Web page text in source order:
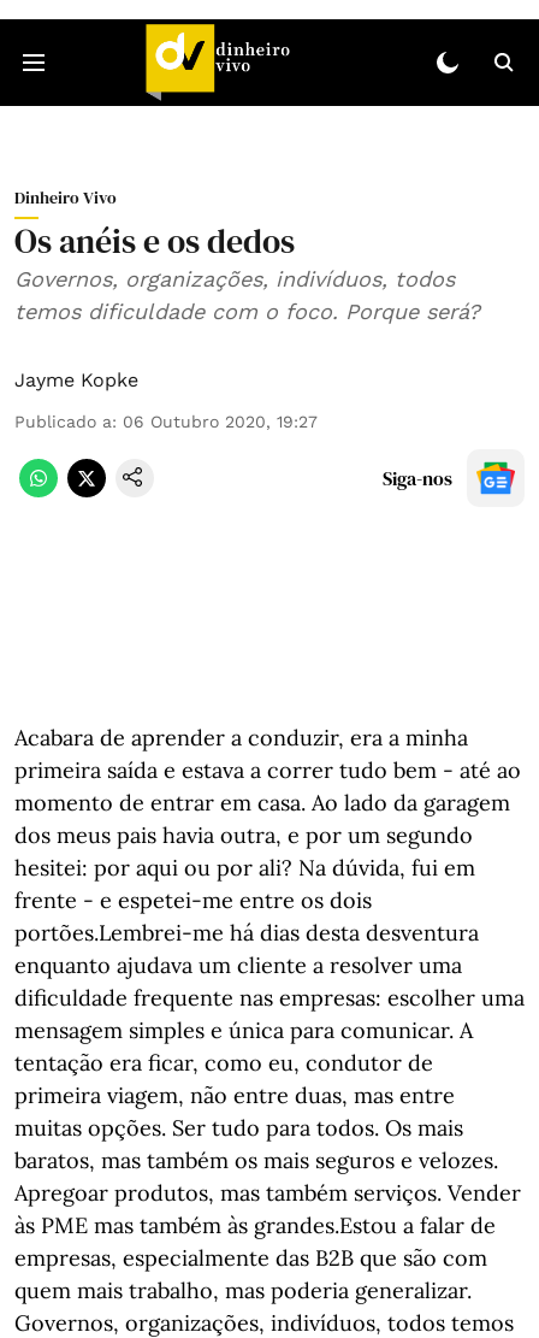
Dinheiro Vivo
Os anéis e os dedos
Governos, organizações, indivíduos, todos
temos dificuldade com o foco. Porque será?
Jayme Kopke
Publicado a: 06 Outubro 2020, 19:27
Siga-nos
Acabara de aprender a conduzir, era a minha
primeira saída e estava a correr tudo bem - até ao
momento de entrar em casa. Ao lado da garagem
dos meus pais havia outra, e por um segundo
hesitei: por aqui ou por ali? Na dúvida, fui em
frente - e espetei-me entre os dois
portões.Lembrei-me há dias desta desventura
enquanto ajudava um cliente a resolver uma
dificuldade frequente nas empresas: escolher uma
mensagem simples e única para comunicar. A
tentação era ficar, como eu, condutor de
primeira viagem, não entre duas, mas entre
muitas opções. Ser tudo para todos. Os mais
baratos, mas também os mais seguros e velozes.
Apregoar produtos, mas também serviços. Vender
às PME mas também às grandes.Estou a falar de
empresas, especialmente das B2B que são com
quem mais trabalho, mas poderia generalizar.
Governos, organizações, indivíduos, todos temos